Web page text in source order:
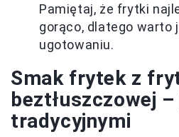
Pamiętaj, że frytki
gorąco, dlatego warto
ugotowaniu.
Smak frytek z
beztłuszczowej
tradycyjnymi